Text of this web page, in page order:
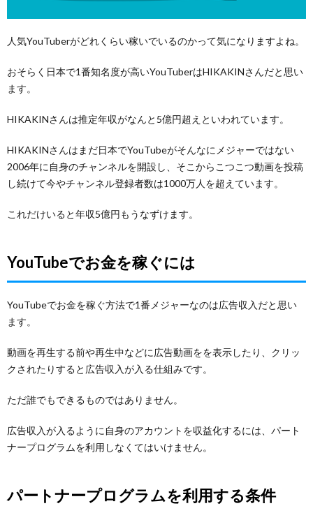
知名
上げ
は
人気YouTuberがどれくらい稼いでいるのかって気になりますよね。
おそらく日本で1番知名度が高いYouTuberはHIKAKINさんだと思い
ます。
HIKAKINさんは推定年収がなんと5億円超えといわれています。
HIKAKINさんはまだ日本でYouTubeがそんなにメジャーではない
2006年に自身のチャンネルを開設し、そこからこつこつ動画を投稿
し続けて今やチャンネル登録者数は1000万人を超えています。
これだけいると年収5億円もうなずけます。
YouTubeでお金を稼ぐには
YouTubeでお金を稼ぐ方法で1番メジャーなのは広告収入だと思い
ます。
動画を再生する前や再生中などに広告動画をを表示したり、クリッ
クされたりすると広告収入が入る仕組みです。
ただ誰でもできるものではありません。
広告収入が入るように自身のアカウントを収益化するには、パート
ナープログラムを利用しなくてはいけません。
パートナープログラムを利用する条件